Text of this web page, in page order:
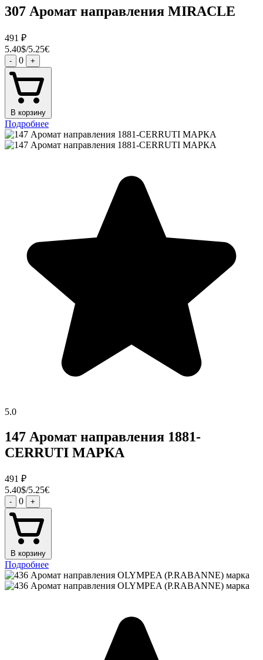
307 Аромат направления MIRACLE
491 ₽
5.40$/5.25€
- 0 +
В корзину
Подробнее
5.0
147 Аромат направления 1881-
CERRUTI МАРКА
491 ₽
5.40$/5.25€
- 0 +
В корзину
Подробнее